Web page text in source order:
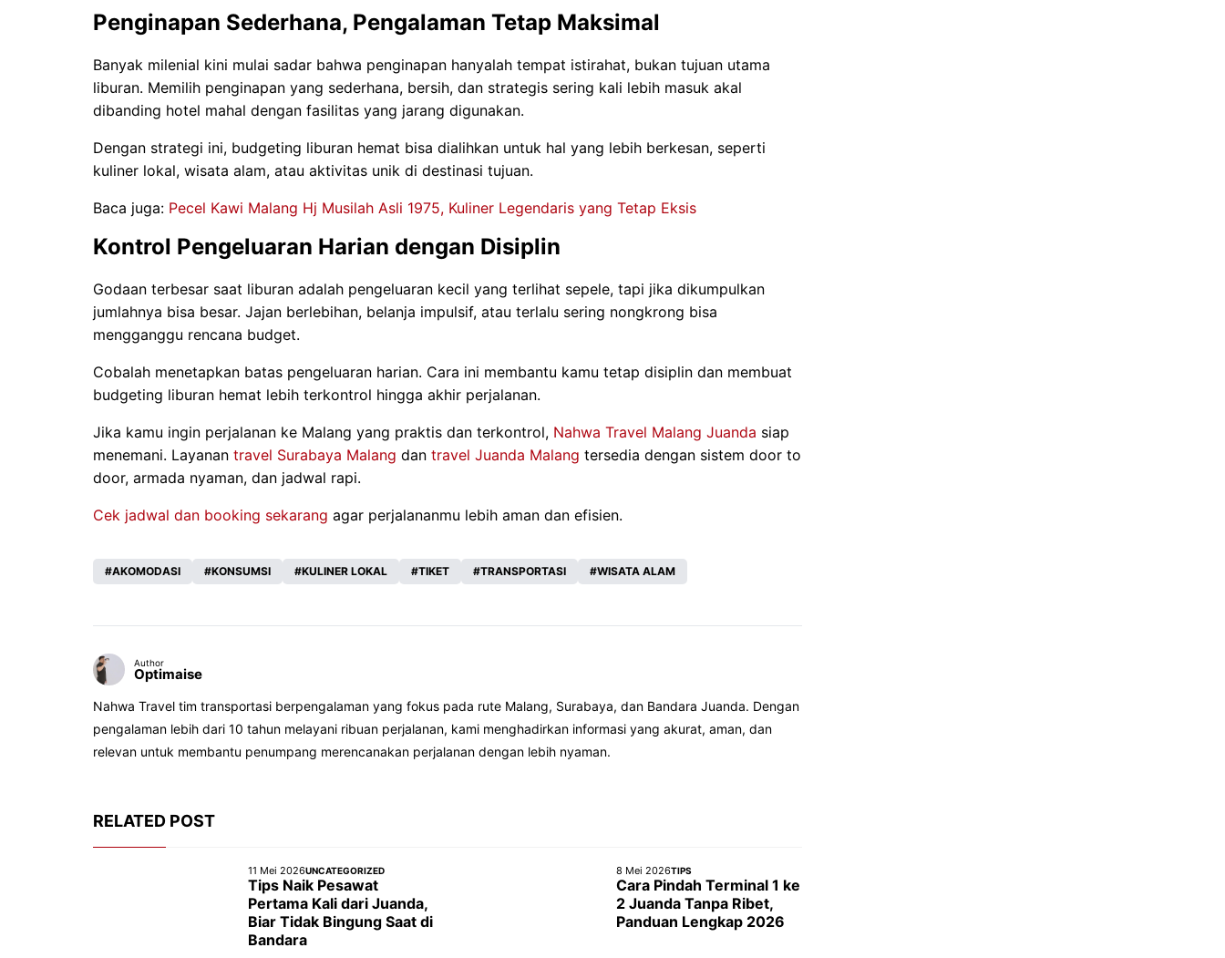
Penginapan Sederhana, Pengalaman Tetap Maksimal
Banyak milenial kini mulai sadar bahwa penginapan hanyalah tempat istirahat, bukan tujuan utama
liburan. Memilih penginapan yang sederhana, bersih, dan strategis sering kali lebih masuk akal
dibanding hotel mahal dengan fasilitas yang jarang digunakan.
Dengan strategi ini, budgeting liburan hemat bisa dialihkan untuk hal yang lebih berkesan, seperti
kuliner lokal, wisata alam, atau aktivitas unik di destinasi tujuan.
Baca juga: Pecel Kawi Malang Hj Musilah Asli 1975, Kuliner Legendaris yang Tetap Eksis
Kontrol Pengeluaran Harian dengan Disiplin
Godaan terbesar saat liburan adalah pengeluaran kecil yang terlihat sepele, tapi jika dikumpulkan
jumlahnya bisa besar. Jajan berlebihan, belanja impulsif, atau terlalu sering nongkrong bisa
mengganggu rencana budget.
Cobalah menetapkan batas pengeluaran harian. Cara ini membantu kamu tetap disiplin dan membuat
budgeting liburan hemat lebih terkontrol hingga akhir perjalanan.
Jika kamu ingin perjalanan ke Malang yang praktis dan terkontrol, Nahwa Travel Malang Juanda siap
menemani. Layanan travel Surabaya Malang dan travel Juanda Malang tersedia dengan sistem door to
door, armada nyaman, dan jadwal rapi.
Cek jadwal dan booking sekarang agar perjalananmu lebih aman dan efisien.
AKOMODASI KONSUMSI KULINER LOKAL TIKET TRANSPORTASI WISATA ALAM
Author
Optimaise
Nahwa Travel tim transportasi berpengalaman yang fokus pada rute Malang, Surabaya, dan Bandara Juanda. Dengan
pengalaman lebih dari 10 tahun melayani ribuan perjalanan, kami menghadirkan informasi yang akurat, aman, dan
relevan untuk membantu penumpang merencanakan perjalanan dengan lebih nyaman.
RELATED POST
11 Mei 2026UNCATEGORIZED
Tips Naik Pesawat
Pertama Kali dari Juanda,
Biar Tidak Bingung Saat di
Bandara
8 Mei 2026TIPS
Cara Pindah Terminal 1 ke
2 Juanda Tanpa Ribet,
Panduan Lengkap 2026